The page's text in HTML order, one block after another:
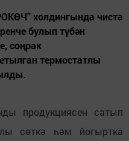
холдингында чиста
булып түбән
соңрак
термостатлы
продукциясен сатып
сөткә һәм йогыртка